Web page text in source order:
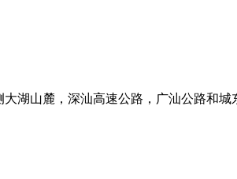
湖山麓，深汕高速公路，广汕公路和